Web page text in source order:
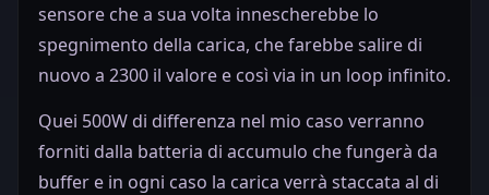
sensore che a sua volta innescherebbe lo
spegnimento della carica, che farebbe salire di
nuovo a 2300 il valore e così via in un loop infinito.
Quei 500W di differenza nel mio caso verranno
forniti dalla batteria di accumulo che fungerà da
buffer e in ogni caso la carica verrà staccata al di